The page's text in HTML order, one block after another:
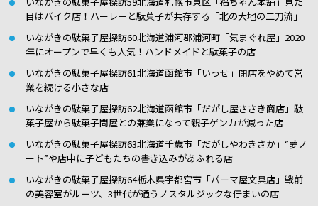
目はバイク店！ハーレーと駄菓子が共存する「北の大地の二刀流」
いながきの駄菓子屋探訪60北海道浦河郡浦河町「気まぐれ屋」2020
年にオープンで早くも人気！ハンドメイドと駄菓子の店
いながきの駄菓子屋探訪61北海道函館市「いっせ」閉店をやめて営
業を続ける小さな店
いながきの駄菓子屋探訪62北海道函館市「だがし屋ささき商店」駄
菓子屋から駄菓子問屋との兼業になって親子ゲンカが減った店
いながきの駄菓子屋探訪63北海道千歳市「だがしやわきさか」“夢ノ
ート”や店中に子どもたちの書き込みがあふれる店
いながきの駄菓子屋探訪64栃木県宇都宮市「パーマ屋文具店」戦前
の美容室がルーツ、3世代が通うノスタルジックな佇まいの店